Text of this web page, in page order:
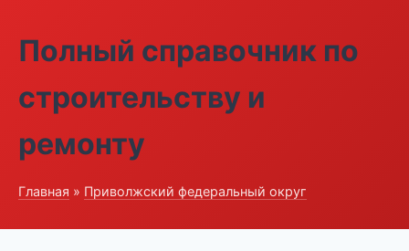
Полный справочник по
строительству и
ремонту
Главная » Приволжский федеральный округ